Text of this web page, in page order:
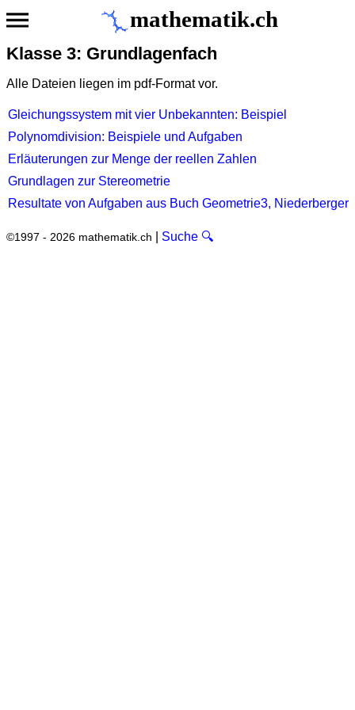
mathematik.ch
Klasse 3: Grundlagenfach
Alle Dateien liegen im pdf-Format vor.
Gleichungssystem mit vier Unbekannten: Beispiel
Polynomdivision: Beispiele und Aufgaben
Erläuterungen zur Menge der reellen Zahlen
Grundlagen zur Stereometrie
Resultate von Aufgaben aus Buch Geometrie3, Niederberger
©1997 - 2026 mathematik.ch Suche 🔍